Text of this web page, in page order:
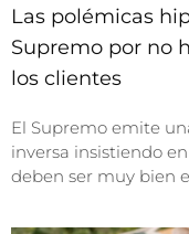
Las polémicas
Supremo por no
los clientes
El Supremo emite
inversa insistiendo
deben ser muy bien